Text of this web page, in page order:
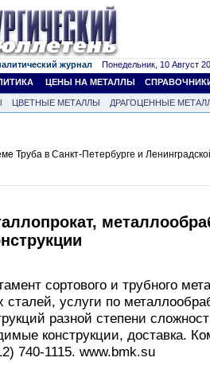
журнал Понедельник, 10 Август
ЦЕНЫ НА МЕТАЛЛЫ
ЦВЕТНЫЕ МЕТАЛЛЫ
ДРАГОЦЕННЫЕ
Труба в Санкт-Петербурге и
сортового и трубного
услуги по
разной степени
конструкции, доставка.
740-1115. www.bmk.su